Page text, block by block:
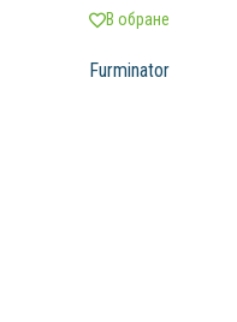
В обране
Furminator